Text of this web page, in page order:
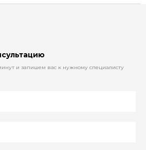
и запишем вас к нужному специалисту